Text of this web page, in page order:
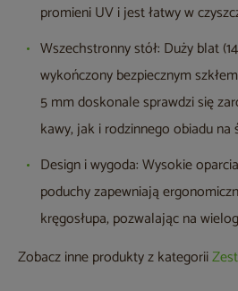
promieni UV i jest łatwy w
Wszechstronny stół: Duży blat
wykończony bezpiecznym
5 mm doskonale sprawdzi się
kawy, jak i rodzinnego obiadu na
Design i wygoda: Wysokie
poduchy zapewniają
kręgosłupa, pozwalając na
Zobacz inne produkty z kategorii